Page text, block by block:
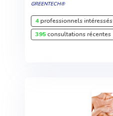
GREENTECH®
4professionnels intéressés
395consultations récentes